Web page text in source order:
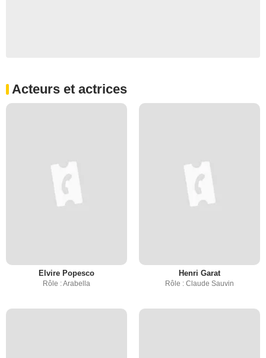
Acteurs et actrices
Elvire Popesco
Rôle : Arabella
Henri Garat
Rôle : Claude Sauvin